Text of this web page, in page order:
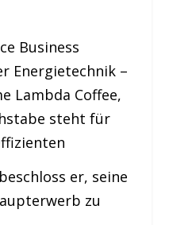
Business
Energietechnik –
Lambda Coffee,
steht für
er, seine
zu